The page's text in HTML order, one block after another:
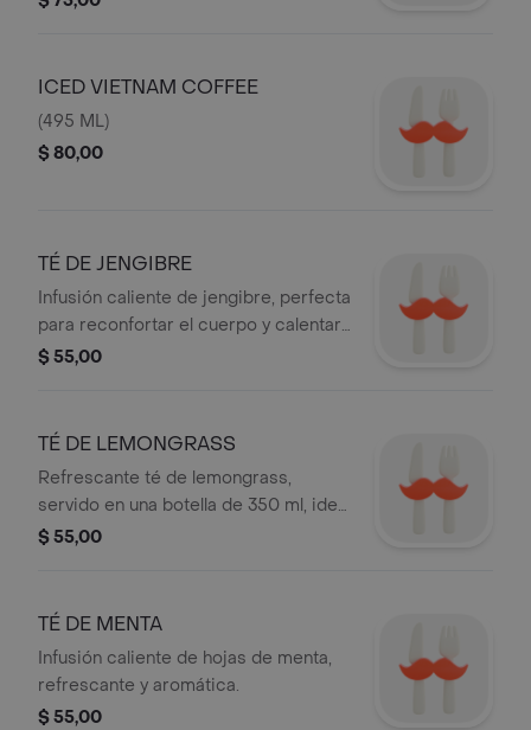
ICED VIETNAM COFFEE
(495 ML)
$ 80,00
TÉ DE JENGIBRE
Infusión caliente de jengibre, perfecta
para reconfortar el cuerpo y calentar
el alma.
$ 55,00
TÉ DE LEMONGRASS
Refrescante té de lemongrass,
servido en una botella de 350 ml, ideal
para cualquier momento.
$ 55,00
TÉ DE MENTA
Infusión caliente de hojas de menta,
refrescante y aromática.
$ 55,00